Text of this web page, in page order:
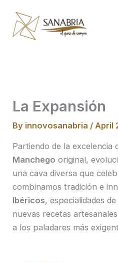
content
La Expansión
By innovosanabria /April
Partiendo de la excelencia
Manchego original,
una cava diversa que
combinamos tradición e
Ibéricos, especialidades de
nuevas recetas
a los paladares más